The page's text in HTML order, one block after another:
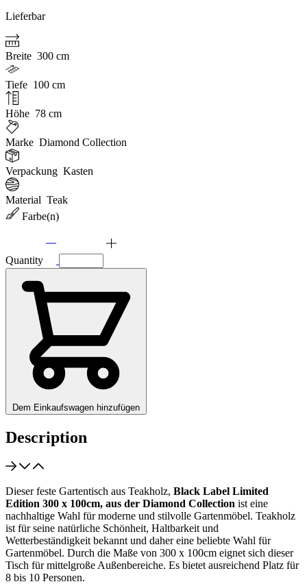
Lieferbar
Breite 300 cm
Tiefe 100 cm
Höhe 78 cm
Marke Diamond Collection
Verpackung Kasten
Material Teak
Farbe(n)
Quantity
Dem Einkaufswagen hinzufügen
Description
Dieser feste Gartentisch aus Teakholz, Black Label Limited
Edition 300 x 100cm, aus der Diamond Collection ist eine
nachhaltige Wahl für moderne und stilvolle Gartenmöbel. Teakholz
ist für seine natürliche Schönheit, Haltbarkeit und
Wetterbeständigkeit bekannt und daher eine beliebte Wahl für
Gartenmöbel. Durch die Maße von 300 x 100cm eignet sich dieser
Tisch für mittelgroße Außenbereiche. Es bietet ausreichend Platz für
8 bis 10 Personen.